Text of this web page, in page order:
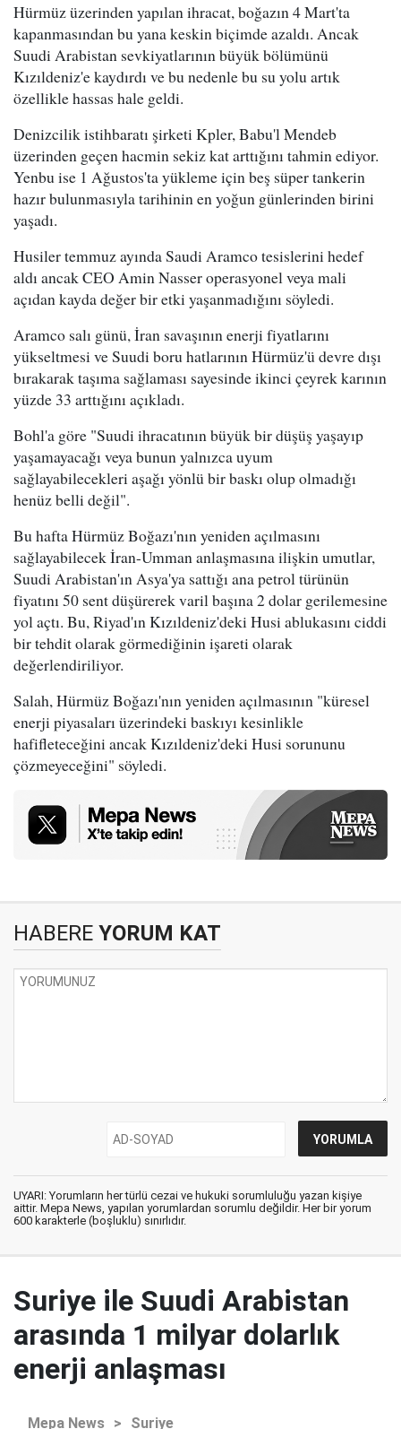
Hürmüz üzerinden yapılan ihracat, boğazın 4 Mart'ta
kapanmasından bu yana keskin biçimde azaldı. Ancak
Suudi Arabistan sevkiyatlarının büyük bölümünü
Kızıldeniz'e kaydırdı ve bu nedenle bu su yolu artık
özellikle hassas hale geldi.
Denizcilik istihbaratı şirketi Kpler, Babu'l Mendeb
üzerinden geçen hacmin sekiz kat arttığını tahmin ediyor.
Yenbu ise 1 Ağustos'ta yükleme için beş süper tankerin
hazır bulunmasıyla tarihinin en yoğun günlerinden birini
yaşadı.
Husiler temmuz ayında Saudi Aramco tesislerini hedef
aldı ancak CEO Amin Nasser operasyonel veya mali
açıdan kayda değer bir etki yaşanmadığını söyledi.
Aramco salı günü, İran savaşının enerji fiyatlarını
yükseltmesi ve Suudi boru hatlarının Hürmüz'ü devre dışı
bırakarak taşıma sağlaması sayesinde ikinci çeyrek karının
yüzde 33 arttığını açıkladı.
Bohl'a göre "Suudi ihracatının büyük bir düşüş yaşayıp
yaşamayacağı veya bunun yalnızca uyum
sağlayabilecekleri aşağı yönlü bir baskı olup olmadığı
henüz belli değil".
Bu hafta Hürmüz Boğazı'nın yeniden açılmasını
sağlayabilecek İran-Umman anlaşmasına ilişkin umutlar,
Suudi Arabistan'ın Asya'ya sattığı ana petrol türünün
fiyatını 50 sent düşürerek varil başına 2 dolar gerilemesine
yol açtı. Bu, Riyad'ın Kızıldeniz'deki Husi ablukasını ciddi
bir tehdit olarak görmediğinin işareti olarak
değerlendiriliyor.
Salah, Hürmüz Boğazı'nın yeniden açılmasının "küresel
enerji piyasaları üzerindeki baskıyı kesinlikle
hafifleteceğini ancak Kızıldeniz'deki Husi sorununu
çözmeyeceğini" söyledi.
HABERE YORUM KAT
UYARI: Yorumların her türlü cezai ve hukuki sorumluluğu yazan kişiye
aittir. Mepa News, yapılan yorumlardan sorumlu değildir. Her bir yorum
600 karakterle (boşluklu) sınırlıdır.
Suriye ile Suudi Arabistan
arasında 1 milyar dolarlık
enerji anlaşması
Mepa News > Suriye